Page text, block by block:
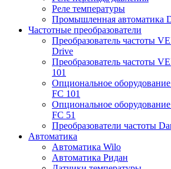
Реле температуры
Промышленная автоматика
Частотные преобразователи
Преобразователь частоты
Drive
Преобразователь частоты
101
Опциональное
FC 101
Опциональное
FC 51
Преобразователи частоты
Автоматика
Автоматика Wilo
Автоматика Ридан